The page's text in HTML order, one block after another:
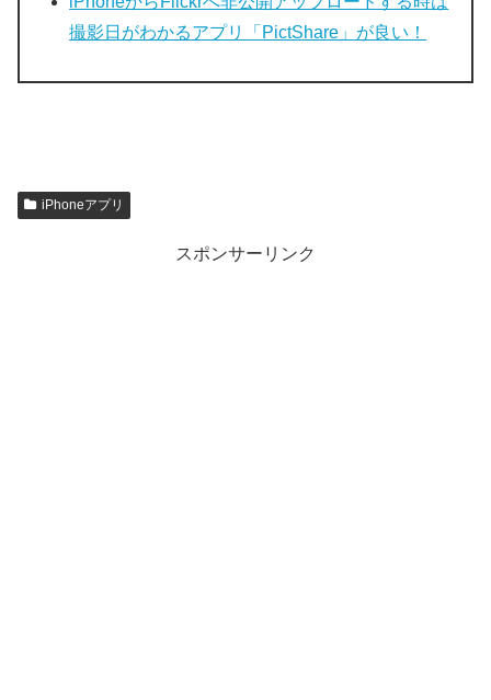
撮影日がわかるアプリ「PictShare」が良い！
iPhoneアプリ
スポンサーリンク